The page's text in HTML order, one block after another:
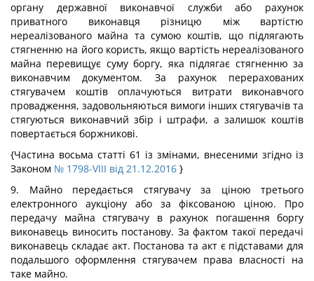
органу державної виконавчої служби або рахунок
приватного виконавця різницю між вартістю
нереалізованого майна та сумою коштів, що підлягають
стягненню на його користь, якщо вартість нереалізованого
майна перевищує суму боргу, яка підлягає стягненню за
виконавчим документом. За рахунок перерахованих
стягувачем коштів оплачуються витрати виконавчого
провадження, задовольняються вимоги інших стягувачів та
стягуються виконавчий збір і штрафи, а залишок коштів
повертається боржникові.
{Частина восьма статті 61 із змінами, внесеними згідно із
Законом № 1798-VIII від 21.12.2016 }
9. Майно передається стягувачу за ціною третього
електронного аукціону або за фіксованою ціною. Про
передачу майна стягувачу в рахунок погашення боргу
виконавець виносить постанову. За фактом такої передачі
виконавець складає акт. Постанова та акт є підставами для
подальшого оформлення стягувачем права власності на
таке майно.